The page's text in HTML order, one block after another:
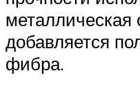
металлическая
добавляется
фибра.